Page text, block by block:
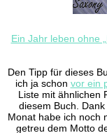
Ein Jahr leben ohne
Den Tipp für dieses
ich ja schon vor ein
Liste mit ähnlichen
diesem Buch.
Monat habe ich noch
getreu dem Motto